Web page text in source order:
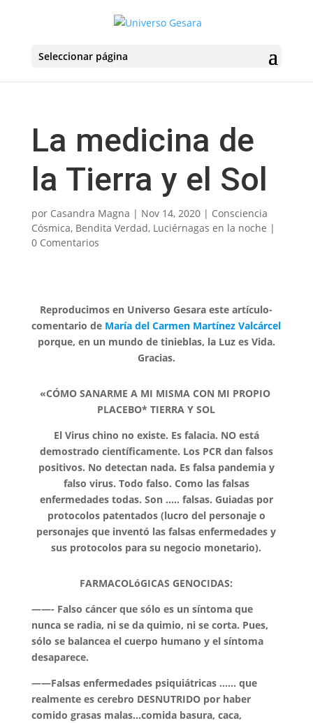
Seleccionar página
La medicina de
la Tierra y el Sol
por Casandra Magna | Nov 14, 2020| Consciencia
Cósmica, Bendita Verdad, Luciérnagas en la noche |
0 Comentarios
Reproducimos en Universo Gesara este artículo-
comentario de María del Carmen Martínez Valcárcel
porque, en un mundo de tinieblas, la Luz es Vida.
Gracias.
«CÓMO SANARME A MI MISMA CON MI PROPIO
PLACEBO* TIERRA Y SOL
El Virus chino no existe. Es falacia. NO está
demostrado científicamente. Los PCR dan falsos
positivos. No detectan nada. Es falsa pandemia y
falso virus. Todo falso. Como las falsas
enfermedades todas. Son ….. falsas. Guiadas por
protocolos patentados (lucro del personaje o
personajes que inventó las falsas enfermedades y
sus protocolos para su negocio monetario).
FARMACOLóGICAS GENOCIDAS:
——- Falso cáncer que sólo es un síntoma que
nunca se radia, ni se da quimio, ni se corta. Pues,
sólo se balancea el cuerpo humano y el síntoma
desaparece.
——Falsas enfermedades psiquiátricas …… que
realmente es cerebro DESNUTRIDO por haber
comido grasas malas…comida basura, caca,